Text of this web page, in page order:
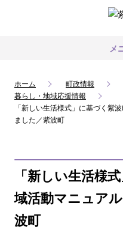
メ
ホーム 町政情報
暮らし・地域応援情報
「新しい生活様式」に基づく紫
ました／紫波町
「新しい生活様
域活動マニュア
波町